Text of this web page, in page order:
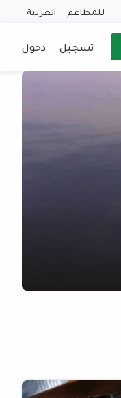
للمطاعم العربية
تسجيل دخول